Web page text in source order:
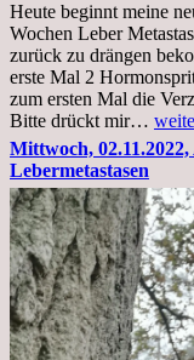
Heute beginnt meine
Wochen Leber
zurück zu drängen
erste Mal 2
zum ersten Mal die
Bitte drückt mir…
Mittwoch,
Lebermetastasen